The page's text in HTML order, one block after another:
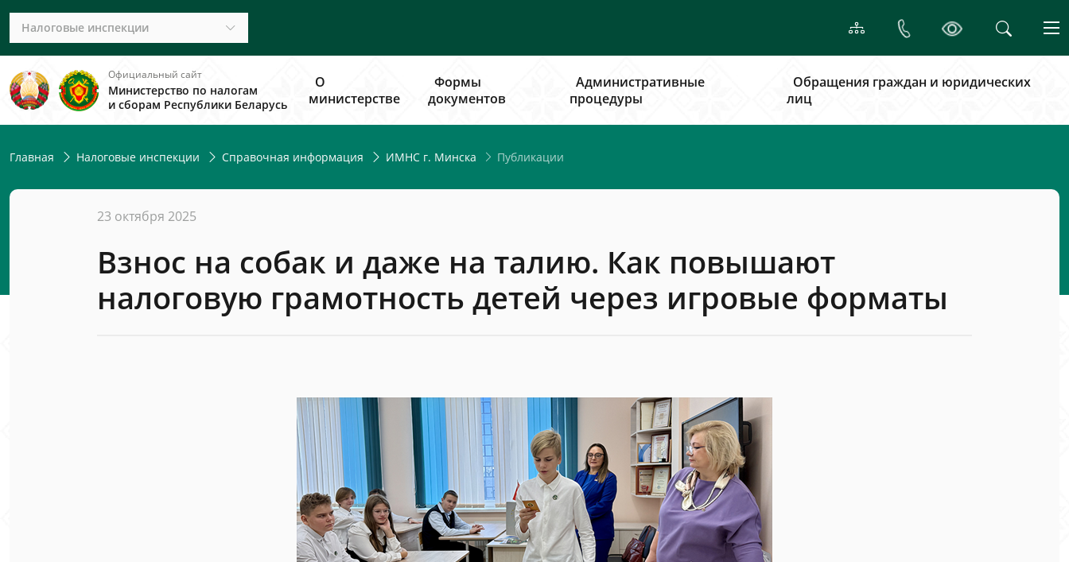
Налоговые инспекции
Официальный сайт
Министерство по налогам
и сборам Республики Беларусь
О
министерстве
Формы
документов
Административные
процедуры
Обращения граждан и юридических
лиц
Главная Налоговые инспекции Справочная информация ИМНС г. Минска Публикации
23 октября 2025
Взнос на собак и даже на талию. Как повышают
налоговую грамотность детей через игровые форматы